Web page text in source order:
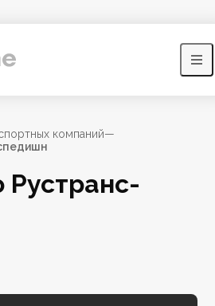
компаний—
Рустранс-